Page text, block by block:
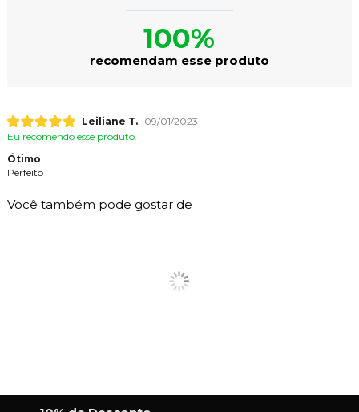
100%
recomendam esse produto
Leiliane T.
09/01/2023
Eu recomendo esse produto.
Ótimo
Perfeito
Você também pode gostar de